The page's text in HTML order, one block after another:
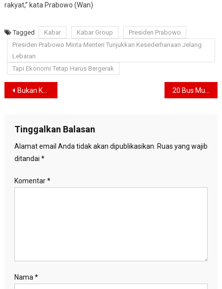
rakyat,” kata Prabowo (Wan)
Tagged Kabar Kabar Group
Presiden Prabowo
Presiden Prabowo Minta Menteri Tunjukkan Kesederhanaan Jelang
Lebaran
Tapi Ekonomi Tetap Harus Bergerak
Navigasi
Bukan Karena Perminas, Ini Alasan Antam dan PTBA Disematkan Lagi Status Persero
Tinggalkan Balasan
Alamat email Anda tidak akan dipublikasikan. Ruas yang wajib
ditandai *
Komentar*
Nama *